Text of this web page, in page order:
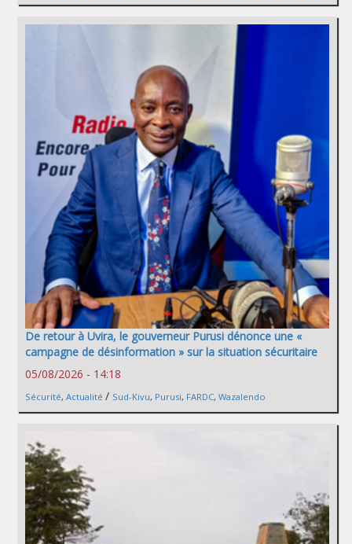
De retour à Uvira, le gouverneur Purusi dénonce une «
campagne de désinformation » sur la situation sécuritaire
05/08/2026 - 14:18
Sécurité, Actualité / Sud-Kivu, Purusi, FARDC, Wazalendo